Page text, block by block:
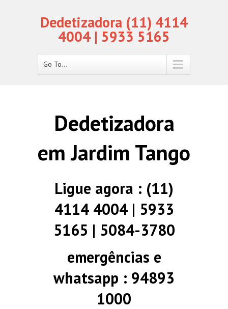
Dedetizadora (11) 4114
4004 | 5933 5165
Go To...
Dedetizadora
em Jardim Tango
Ligue agora : (11)
4114 4004 | 5933
5165 | 5084-3780
emergências e
whatsapp : 94893
1000